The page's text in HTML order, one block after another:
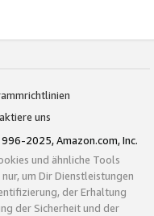
uns
2025, Amazon.com, Inc.
und ähnliche Tools
um Dir Dienstleistungen
der Erhaltung
der Sicherheit und der